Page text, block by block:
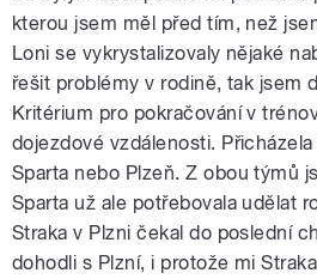
kterou jsem měl před tím, než
Loni se vykrystalizovaly nějaké
řešit problémy v rodině, tak jsem
Kritérium pro pokračování v
dojezdové vzdálenosti.
Sparta nebo Plzeň. Z obou týmů
Sparta už ale potřebovala udělat
Straka v Plzni čekal do poslední
dohodli s Plzní, i protože mi